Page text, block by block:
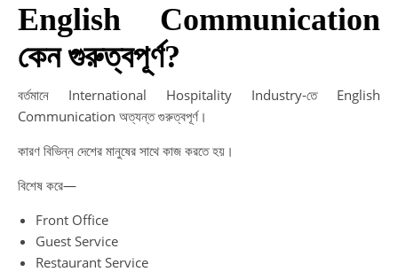
English Communication
কেন গুরুত্বপূর্ণ?
বর্তমানে International Hospitality Industry-তে English
Communication অত্যন্ত গুরুত্বপূর্ণ।
কারণ বিভিন্ন দেশের মানুষের সাথে কাজ করতে হয়।
বিশেষ করে—
Front Office
Guest Service
Restaurant Service